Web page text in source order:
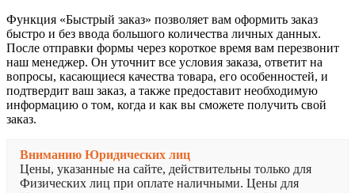
Функция «Быстрый заказ» позволяет вам оформить заказ
быстро и без ввода большого количества личных данных.
После отправки формы через короткое время вам перезвонит
наш менеджер. Он уточнит все условия заказа, ответит на
вопросы, касающиеся качества товара, его особенностей, и
подтвердит ваш заказ, а также предоставит необходимую
информацию о том, когда и как вы сможете получить свой
заказ.
Вниманию Юридических лиц
Цены, указанные на сайте, действительны только для
Физических лиц при оплате наличными. Цены для